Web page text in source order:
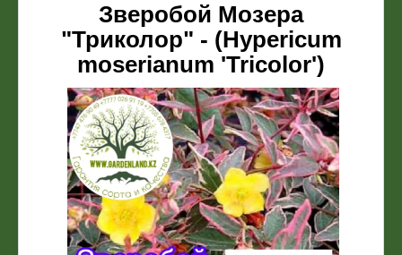
Зверобой Мозера
"Триколор" - (Hypericum
moserianum 'Tricolor')